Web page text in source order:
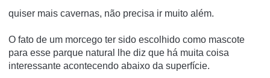
quiser mais cavernas, não precisa ir muito além.
O fato de um morcego ter sido escolhido como mascote
para esse parque natural lhe diz que há muita coisa
interessante acontecendo abaixo da superfície.